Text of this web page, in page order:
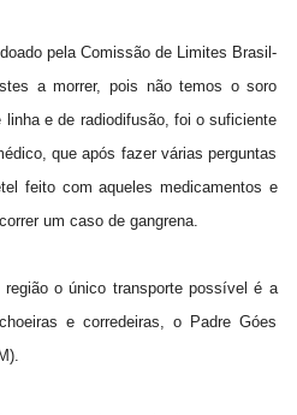
pela Comissão de Limites Brasil-
a morrer, pois não temos o soro
e de radiodifusão, foi o suficiente
que após fazer várias perguntas
feito com aqueles medicamentos e
um caso de gangrena.
o único transporte possível é a
e corredeiras, o Padre Góes